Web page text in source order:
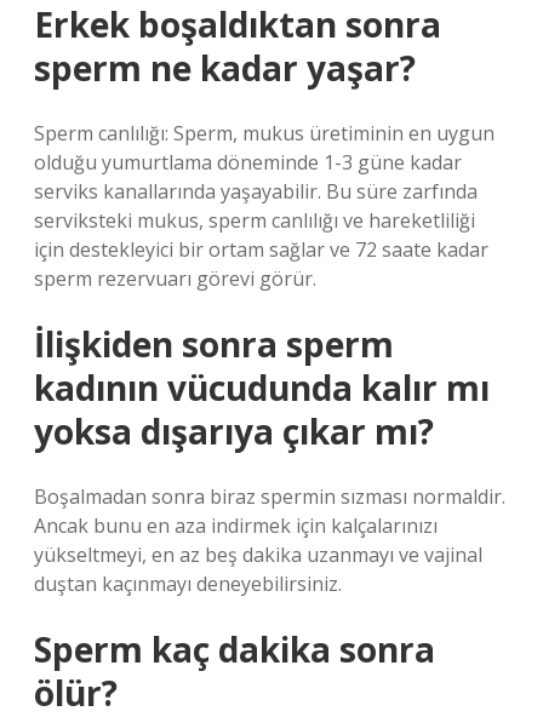
Erkek boşaldıktan sonra
sperm ne kadar yaşar?
Sperm canlılığı: Sperm, mukus üretiminin en uygun
olduğu yumurtlama döneminde 1-3 güne kadar
serviks kanallarında yaşayabilir. Bu süre zarfında
serviksteki mukus, sperm canlılığı ve hareketliliği
için destekleyici bir ortam sağlar ve 72 saate kadar
sperm rezervuarı görevi görür.
İlişkiden sonra sperm
kadının vücudunda kalır mı
yoksa dışarıya çıkar mı?
Boşalmadan sonra biraz spermin sızması normaldir.
Ancak bunu en aza indirmek için kalçalarınızı
yükseltmeyi, en az beş dakika uzanmayı ve vajinal
duştan kaçınmayı deneyebilirsiniz.
Sperm kaç dakika sonra
ölür?